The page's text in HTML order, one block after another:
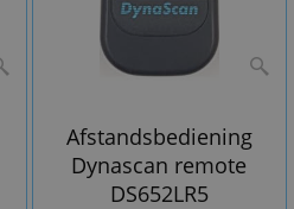
Afstandsbediening
Dynascan remote
DS652LR5